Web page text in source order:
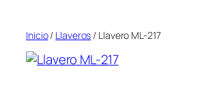
Inicio/ Llaveros / Llavero ML-217